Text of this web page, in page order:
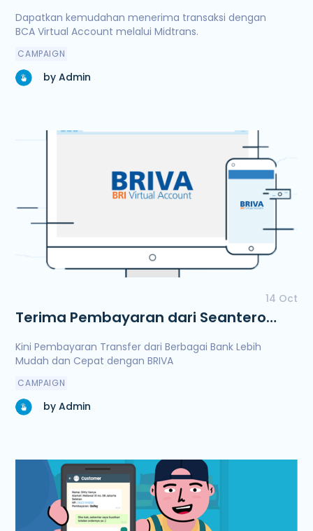
Mudah dan Cepat Dengan Midtrans
Dapatkan kemudahan menerima transaksi dengan
BCA Virtual Account melalui Midtrans.
CAMPAIGN
by Admin
14 Oct
Terima Pembayaran dari Seantero
Nusantara Bersama BRIVA
Kini Pembayaran Transfer dari Berbagai Bank Lebih
Mudah dan Cepat dengan BRIVA
CAMPAIGN
by Admin